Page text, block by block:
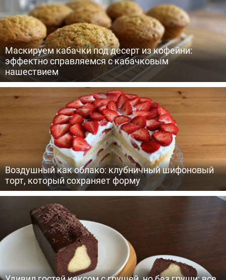
Маскируем кабачки под десерт из кофейни:
эффектно справляемся с кабачковым
нашествием
Воздушный как облако: клубничный шифоновый
торт, который сохраняет форму